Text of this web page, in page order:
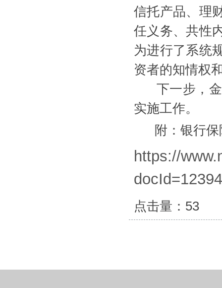
信托产品、理
任义务、共性
为进行了系统
资者的知情权
下一步，金
实施工作。
附：银行保
https://
点击量： 53